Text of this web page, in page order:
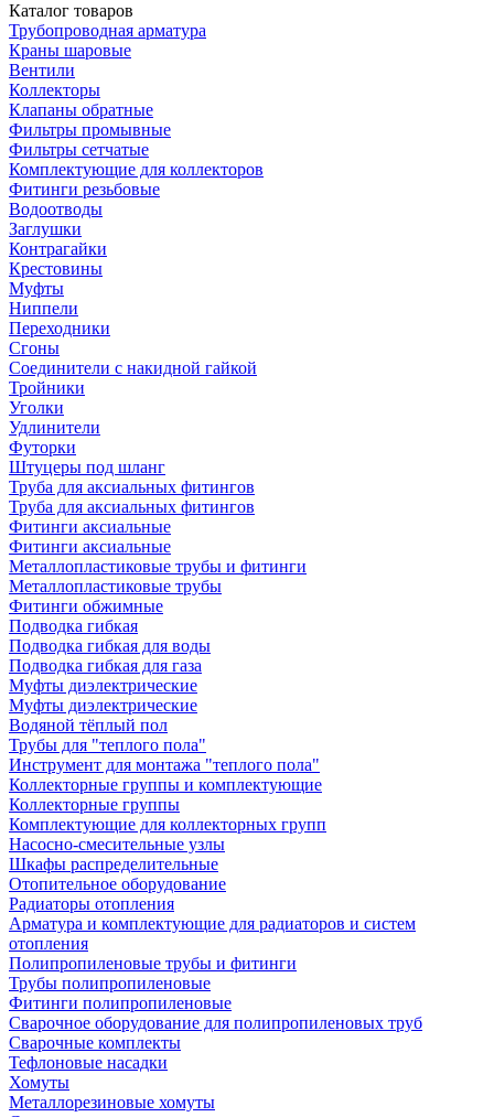
Каталог товаров
Трубопроводная арматура
Краны шаровые
Вентили
Коллекторы
Клапаны обратные
Фильтры промывные
Фильтры сетчатые
Комплектующие для коллекторов
Фитинги резьбовые
Водоотводы
Заглушки
Контрагайки
Крестовины
Муфты
Ниппели
Переходники
Сгоны
Соединители с накидной гайкой
Тройники
Уголки
Удлинители
Футорки
Штуцеры под шланг
Труба для аксиальных фитингов
Труба для аксиальных фитингов
Фитинги аксиальные
Фитинги аксиальные
Металлопластиковые трубы и фитинги
Металлопластиковые трубы
Фитинги обжимные
Подводка гибкая
Подводка гибкая для воды
Подводка гибкая для газа
Муфты диэлектрические
Муфты диэлектрические
Водяной тёплый пол
Трубы для "теплого пола"
Инструмент для монтажа "теплого пола"
Коллекторные группы и комплектующие
Коллекторные группы
Комплектующие для коллекторных групп
Насосно-смесительные узлы
Шкафы распределительные
Отопительное оборудование
Радиаторы отопления
Арматура и комплектующие для радиаторов и систем
отопления
Полипропиленовые трубы и фитинги
Трубы полипропиленовые
Фитинги полипропиленовые
Сварочное оборудование для полипропиленовых труб
Сварочные комплекты
Тефлоновые насадки
Хомуты
Металлорезиновые хомуты